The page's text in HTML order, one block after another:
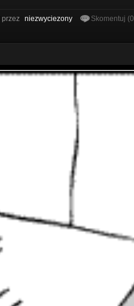
przez niezwyciezony Skomentuj